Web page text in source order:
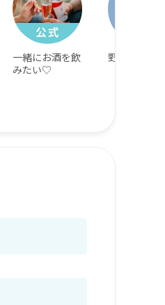
一緒にお酒を飲
みたい♡
野球が好き